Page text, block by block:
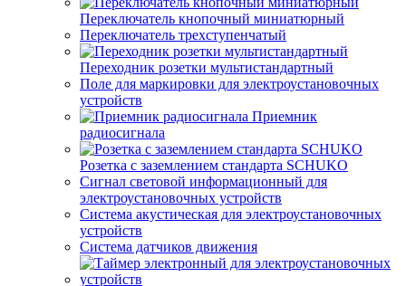
Переключатель кнопочный миниатюрный
Переключатель трехступенчатый
Переходник розетки мультистандартный
Поле для маркировки для электроустановочных
устройств
Приемник
радиосигнала
Розетка с заземлением стандарта SCHUKO
Сигнал световой информационный для
электроустановочных устройств
Система акустическая для электроустановочных
устройств
Система датчиков движения